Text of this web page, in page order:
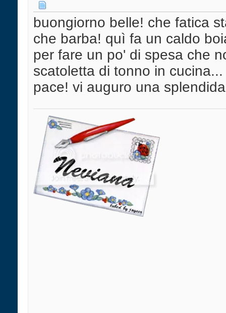
buongiorno belle! che fatica
che barba! quì fa un caldo
per fare un po' di spesa che
scatoletta di tonno in
pace! vi auguro una